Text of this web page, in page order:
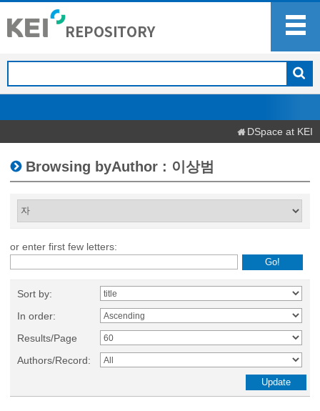
DSpace at KEI
Browsing byAuthor : 이상범
or enter first few letters:
Sort by:
In order:
Results/Page
Authors/Record: